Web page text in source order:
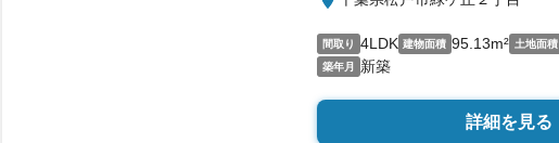
間取り 4LDK 建物面積 95.13m² 土地面積
築年月 新築
詳細を見る